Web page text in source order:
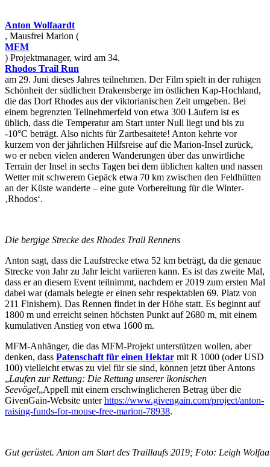
Anton Wolfaardt
, Mausfrei Marion (
MFM
) Projektmanager, wird am 34.
Rhodos Trail Run
am 29. Juni dieses Jahres teilnehmen. Der Film spielt in der ruhigen
Schönheit der südlichen Drakensberge im östlichen Kap-Hochland,
die das Dorf Rhodes aus der viktorianischen Zeit umgeben. Bei
einem begrenzten Teilnehmerfeld von etwa 300 Läufern ist es
üblich, dass die Temperatur am Start unter Null liegt und bis zu
-10°C beträgt. Also nichts für Zartbesaitete! Anton kehrte vor
kurzem von der jährlichen Hilfsreise auf die Marion-Insel zurück,
wo er neben vielen anderen Wanderungen über das unwirtliche
Terrain der Insel in sechs Tagen bei dem üblichen kalten und nassen
Wetter mit schwerem Gepäck etwa 70 km zwischen den Feldhütten
an der Küste wanderte – eine gute Vorbereitung für die Winter-
‚Rhodos‘.
Die bergige Strecke des Rhodes Trail Rennens
Anton sagt, dass die Laufstrecke etwa 52 km beträgt, da die genaue
Strecke von Jahr zu Jahr leicht variieren kann. Es ist das zweite Mal,
dass er an diesem Event teilnimmt, nachdem er 2019 zum ersten Mal
dabei war (damals belegte er einen sehr respektablen 69. Platz von
211 Finishern). Das Rennen findet in der Höhe statt. Es beginnt auf
1800 m und erreicht seinen höchsten Punkt auf 2680 m, mit einem
kumulativen Anstieg von etwa 1600 m.
MFM-Anhänger, die das MFM-Projekt unterstützen wollen, aber
denken, dass Patenschaft für einen Hektar mit R 1000 (oder USD
100) vielleicht etwas zu viel für sie sind, können jetzt über Antons
„Laufen zur Rettung: Die Rettung unserer ikonischen
Seevögel„Appell mit einem erschwinglicheren Betrag über die
GivenGain-Website unterhttps://www.givengain.com/project/anton-
raising-funds-for-mouse-free-marion-78938.
Gut gerüstet. Anton am Start des Traillaufs 2019; Foto: Leigh